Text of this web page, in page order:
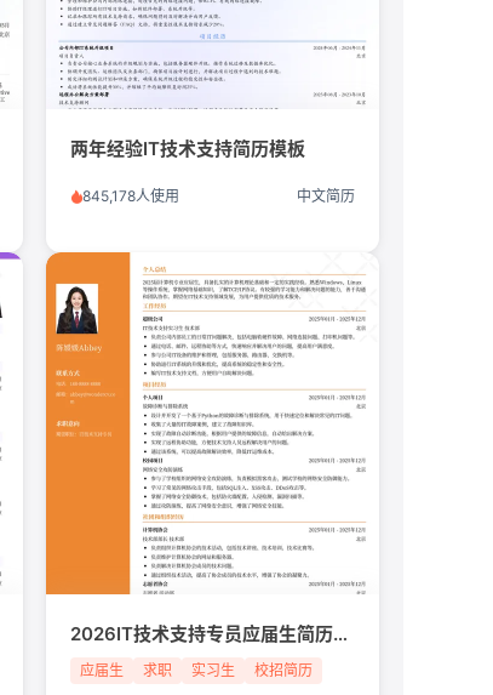
两年经验IT技术支持简历模板
845,178人使用 中文简历
2026IT技术支持专员应届生简历模板
应届生 求职 实习生 校招简历